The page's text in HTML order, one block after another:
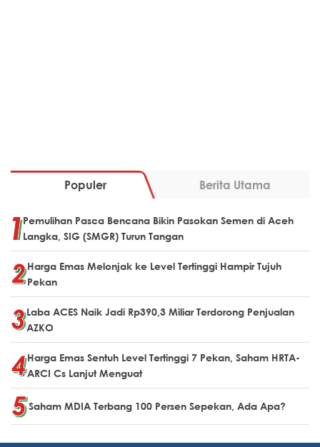
Populer Berita Utama
Pemulihan Pasca Bencana Bikin Pasokan Semen di Aceh
Langka, SIG (SMGR) Turun Tangan
Harga Emas Melonjak ke Level Tertinggi Hampir Tujuh
Pekan
Laba ACES Naik Jadi Rp390,3 Miliar Terdorong Penjualan
AZKO
Harga Emas Sentuh Level Tertinggi 7 Pekan, Saham HRTA-
ARCI Cs Lanjut Menguat
Saham MDIA Terbang 100 Persen Sepekan, Ada Apa?